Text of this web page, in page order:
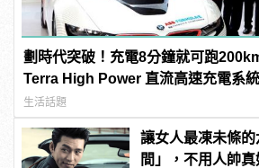
劃時代突破！充電8分鐘就可跑
Terra High Power 直流高速充電系統
生活話題
讓女人最凍未條
間」，不用人帥